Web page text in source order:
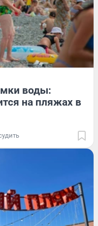
воды:
на пляжах в